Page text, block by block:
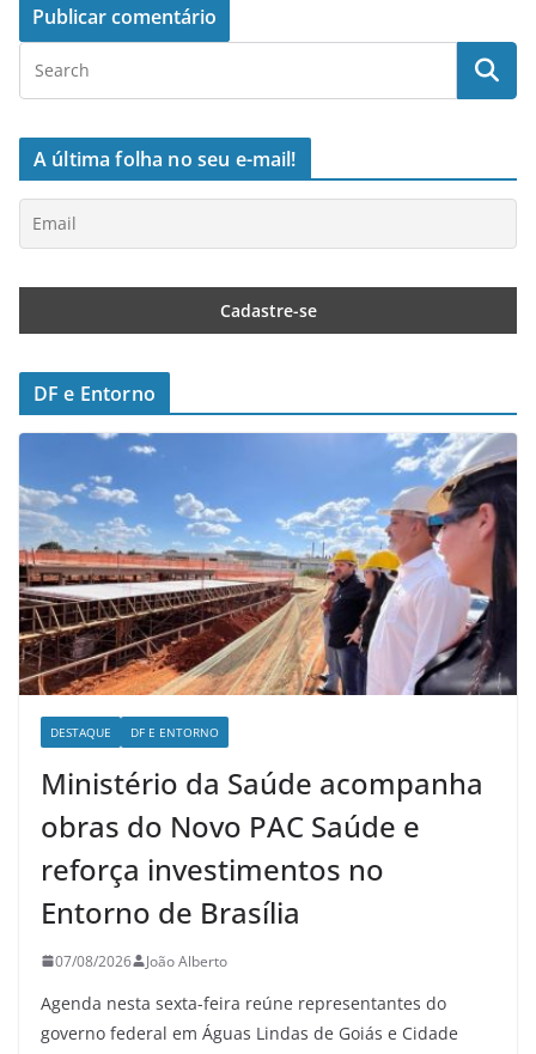
A última folha no seu e-mail!
DF e Entorno
DESTAQUE DF E ENTORNO
Ministério da Saúde acompanha
obras do Novo PAC Saúde e
reforça investimentos no
Entorno de Brasília
07/08/2026 João Alberto
Agenda nesta sexta-feira reúne representantes do
governo federal em Águas Lindas de Goiás e Cidade